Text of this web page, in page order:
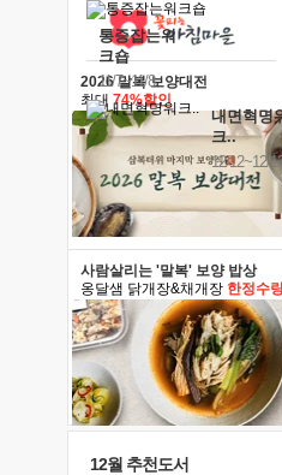
통증잡는워
크숍
11/7~11/8
내면혁명
크..
12/12~12/
2026 말복 보양대전
최대 74%할인
사람살리는 '말복' 보양 밥상
옹달샘 닭개장&채개장 한정수
12월 추천도서